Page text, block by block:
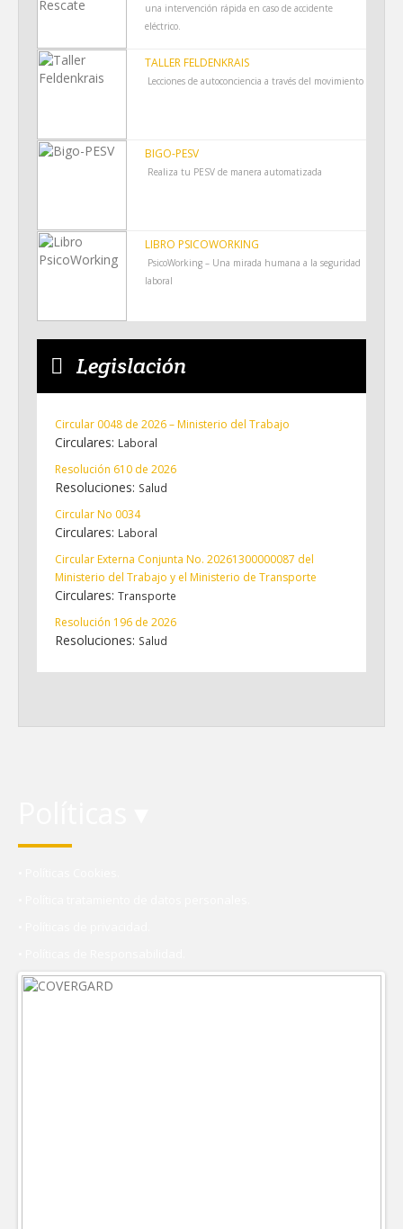
una intervención rápida en caso de accidente
eléctrico.
TALLER FELDENKRAIS
Lecciones de autoconciencia a través del movimiento
BIGO-PESV
Realiza tu PESV de manera automatizada
LIBRO PSICOWORKING
PsicoWorking – Una mirada humana a la seguridad
laboral
Legislación
Circular 0048 de 2026 – Ministerio del Trabajo
Circulares: Laboral
Resolución 610 de 2026
Resoluciones: Salud
Circular No 0034
Circulares: Laboral
Circular Externa Conjunta No. 20261300000087 del
Ministerio del Trabajo y el Ministerio de Transporte
Circulares: Transporte
Resolución 196 de 2026
Resoluciones: Salud